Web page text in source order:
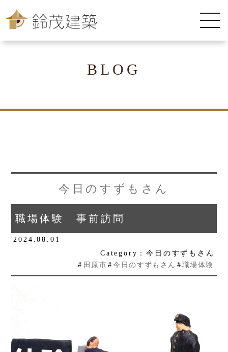
BLOG
今日のすずもさん
職場体験 事前訪問
2024.08.01
Category：今日のすずもさん
# 田原市 # 今日のすずもさん # 職場体験